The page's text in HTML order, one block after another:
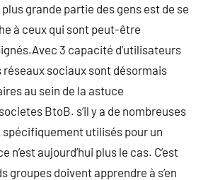
grande partie des gens est de se
à ceux qui sont peut-être
3 capacité d’utilisateurs
réseaux sociaux sont désormais
au sein de la astuce
BtoB. s’il y a de nombreuses
utilisés pour un
n’est aujourd’hui plus le cas. C’est
groupes doivent apprendre à s’en